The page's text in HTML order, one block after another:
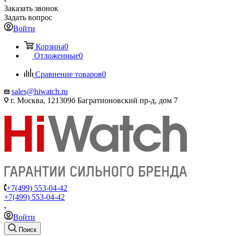
Заказать звонок
Задать вопрос
Войти
Корзина0
Отложенные0
Сравнение товаров0
sales@hiwatch.ru
г. Москва, 121309б Багратионовский пр-д, дом 7
+7(499) 553-04-42
+7(499) 553-04-42
Войти
Поиск